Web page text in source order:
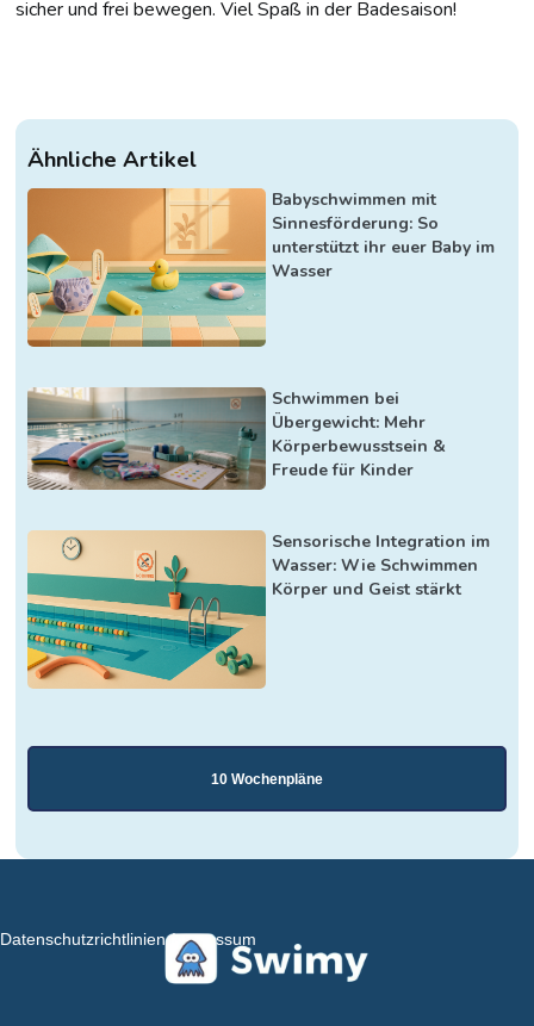
sicher und frei bewegen. Viel Spaß in der Badesaison!
Ähnliche Artikel
Babyschwimmen mit
Sinnesförderung: So
unterstützt ihr euer Baby im
Wasser
Schwimmen bei
Übergewicht: Mehr
Körperbewusstsein &
Freude für Kinder
Sensorische Integration im
Wasser: Wie Schwimmen
Körper und Geist stärkt
10 Wochenpläne
Datenschutzrichtlinien Impressum